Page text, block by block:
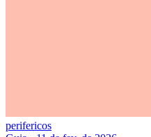
perifericos